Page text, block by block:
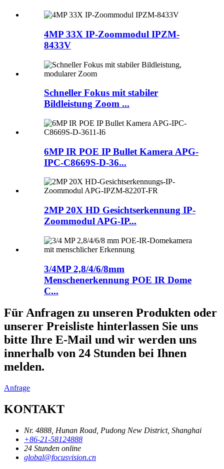
4MP 33X IP-Zoommodul IPZM-
8433V
Schneller Fokus mit stabiler
Bildleistung Zoom ...
6MP IR POE IP Bullet Kamera APG-
IPC-C8669S-D-36...
2MP 20X HD Gesichtserkennung IP-
Zoommodul APG-IP...
3/4MP 2,8/4/6/8mm
Menschenerkennung POE IR Dome
C...
Für Anfragen zu unseren Produkten oder
unserer Preisliste hinterlassen Sie uns
bitte Ihre E-Mail und wir werden uns
innerhalb von 24 Stunden bei Ihnen
melden.
Anfrage
KONTAKT
Nr. 4888, Hunan Road, Pudong New District, Shanghai
+86-21-58124888
24 Stunden online
global@focusvision.cn